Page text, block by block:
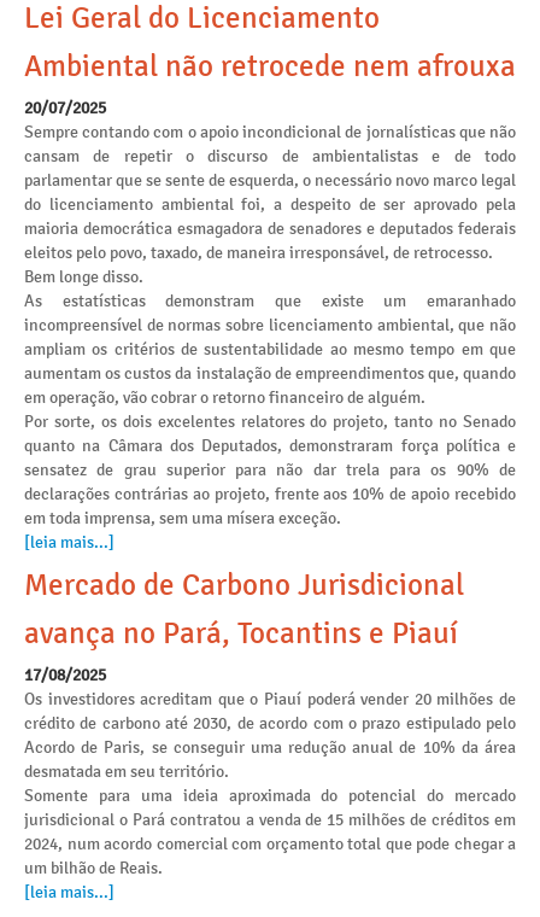
Lei Geral do Licenciamento
Ambiental não retrocede nem afrouxa
20/07/2025
Sempre contando com o apoio incondicional de jornalísticas que não
cansam de repetir o discurso de ambientalistas e de todo
parlamentar que se sente de esquerda, o necessário novo marco legal
do licenciamento ambiental foi, a despeito de ser aprovado pela
maioria democrática esmagadora de senadores e deputados federais
eleitos pelo povo, taxado, de maneira irresponsável, de retrocesso.
Bem longe disso.
As estatísticas demonstram que existe um emaranhado
incompreensível de normas sobre licenciamento ambiental, que não
ampliam os critérios de sustentabilidade ao mesmo tempo em que
aumentam os custos da instalação de empreendimentos que, quando
em operação, vão cobrar o retorno financeiro de alguém.
Por sorte, os dois excelentes relatores do projeto, tanto no Senado
quanto na Câmara dos Deputados, demonstraram força política e
sensatez de grau superior para não dar trela para os 90% de
declarações contrárias ao projeto, frente aos 10% de apoio recebido
em toda imprensa, sem uma mísera exceção.
[leia mais...]
Mercado de Carbono Jurisdicional
avança no Pará, Tocantins e Piauí
17/08/2025
Os investidores acreditam que o Piauí poderá vender 20 milhões de
crédito de carbono até 2030, de acordo com o prazo estipulado pelo
Acordo de Paris, se conseguir uma redução anual de 10% da área
desmatada em seu território.
Somente para uma ideia aproximada do potencial do mercado
jurisdicional o Pará contratou a venda de 15 milhões de créditos em
2024, num acordo comercial com orçamento total que pode chegar a
um bilhão de Reais.
[leia mais...]